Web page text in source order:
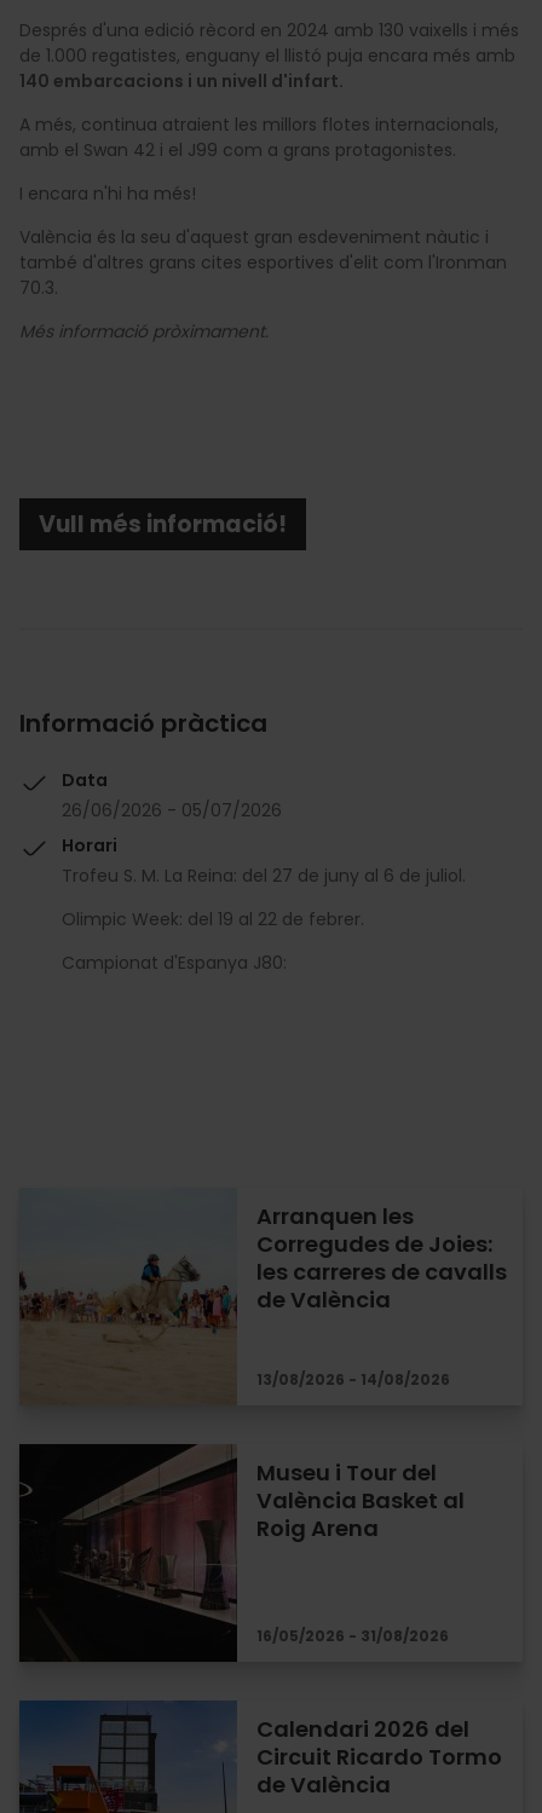
Després d'una edició rècord en 2024 amb 130 vaixells i més
de 1.000 regatistes, enguany el llistó puja encara més amb
140 embarcacions i un nivell d'infart.
A més, continua atraient les millors flotes internacionals,
amb el Swan 42 i el J99 com a grans protagonistes.
I encara n'hi ha més!
València és la seu d'aquest gran esdeveniment nàutic i
també d'altres grans cites esportives d'elit com l'Ironman
70.3.
Més informació pròximament.
Vull més informació!
Informació pràctica
Data
26/06/2026 - 05/07/2026
Horari
Trofeu S. M. La Reina: del 27 de juny al 6 de juliol.
Olimpic Week: del 19 al 22 de febrer.
Campionat d'Espanya J80:
Arranquen les
Corregudes de Joies:
les carreres de cavalls
de València
13/08/2026 - 14/08/2026
Museu i Tour del
València Basket al
Roig Arena
16/05/2026 - 31/08/2026
Calendari 2026 del
Circuit Ricardo Tormo
de València